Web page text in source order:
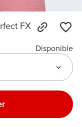
FX
Disponible